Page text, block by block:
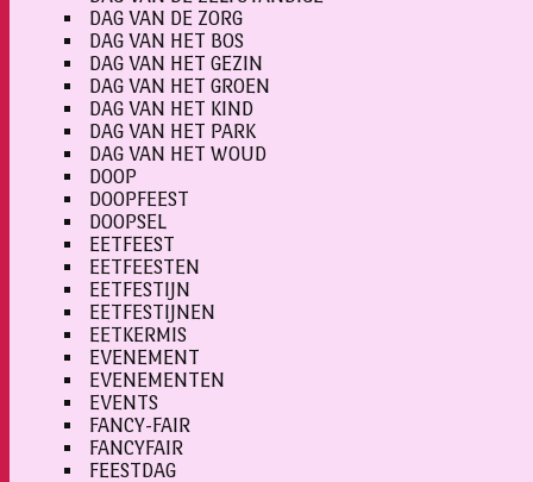
DAG VAN DE ZORG
DAG VAN HET BOS
DAG VAN HET GEZIN
DAG VAN HET GROEN
DAG VAN HET KIND
DAG VAN HET PARK
DAG VAN HET WOUD
DOOP
DOOPFEEST
DOOPSEL
EETFEEST
EETFEESTEN
EETFESTIJN
EETFESTIJNEN
EETKERMIS
EVENEMENT
EVENEMENTEN
EVENTS
FANCY-FAIR
FANCYFAIR
FEESTDAG